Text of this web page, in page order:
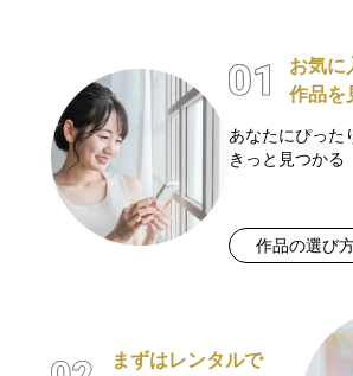
お気に
作品を
あなたにぴった
きっと見つかる
作品の選び
まずはレンタルで